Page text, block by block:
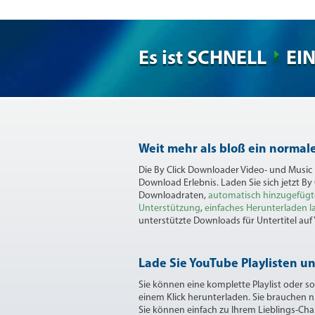
Es ist SCHNELL
Weit mehr als bloß ein
Die By Click Downloader Video- und
Download Erlebnis. Laden Sie sich jetzt
Downloadraten, automatisch
Unterstützung, einfaches Herunterladen
unterstützte Downloads für Untertitel auf
Lade Sie YouTube Playlisten
Sie können eine komplette Playlist oder
einem Klick herunterladen. Sie brauchen
Sie können einfach zu Ihrem Lieblings-